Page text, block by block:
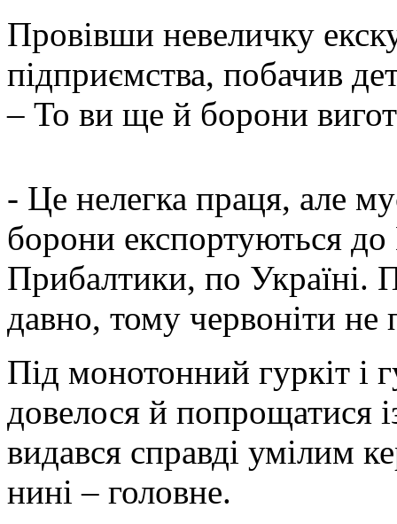
Провівши невеличку
підприємства, побачив
– То ви ще й борони
- Це нелегка праця, але
борони експортуються
Прибалтики, по Україні.
давно, тому червоніти не
Під монотонний гуркіт і
довелося й попрощатися
видався справді умілим
нині – головне.